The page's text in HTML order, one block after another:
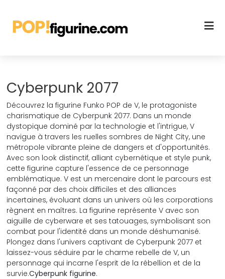
Cyberpunk 2077
Découvrez la figurine Funko POP de V, le protagoniste
charismatique de Cyberpunk 2077. Dans un monde
dystopique dominé par la technologie et l'intrigue, V
navigue à travers les ruelles sombres de Night City, une
métropole vibrante pleine de dangers et d'opportunités.
Avec son look distinctif, alliant cybernétique et style punk,
cette figurine capture l'essence de ce personnage
emblématique. V est un mercenaire dont le parcours est
façonné par des choix difficiles et des alliances
incertaines, évoluant dans un univers où les corporations
règnent en maîtres. La figurine représente V avec son
aiguille de cyberware et ses tatouages, symbolisant son
combat pour l'identité dans un monde déshumanisé.
Plongez dans l'univers captivant de Cyberpunk 2077 et
laissez-vous séduire par le charme rebelle de V, un
personnage qui incarne l'esprit de la rébellion et de la
survie.Cyberpunk figurine.